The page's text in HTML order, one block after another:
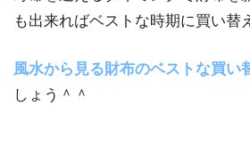
も出来ればベストな時期に買い替
風水から見る財布のベストな買い
しょう＾＾